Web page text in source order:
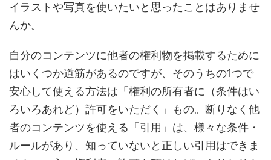
イラストや写真を使いたいと思ったことはありませ
んか。
自分のコンテンツに他者の権利物を掲載するために
はいくつか道筋があるのですが、そのうちの1つで
安心して使える方法は「権利の所有者に（条件はい
ろいろあれど）許可をいただく」もの。断りなく他
者のコンテンツを使える「引用」は、様々な条件・
ルールがあり、知っていないと正しい引用はできま